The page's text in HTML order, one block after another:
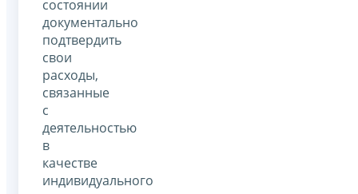
состоянии
документально
подтвердить
свои
расходы,
связанные
с
деятельностью
в
качестве
индивидуального